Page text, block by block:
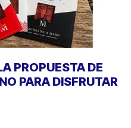
PROPUESTA DE
PARA DISFRUTAR